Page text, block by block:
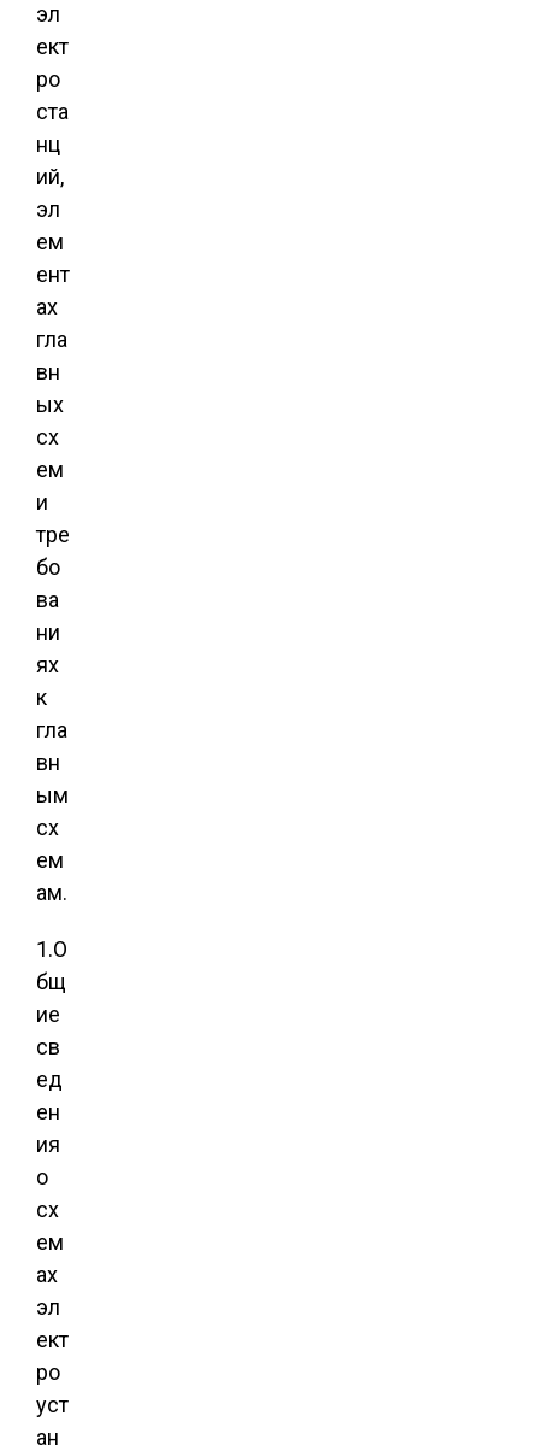
эл
ект
ро
ста
нц
ий,
эл
ем
ент
ах
гла
вн
ых
сх
ем
и
тре
бо
ва
ни
ях
к
гла
вн
ым
сх
ем
ам.
1.О
бщ
ие
св
ед
ен
ия
о
сх
ем
ах
эл
ект
ро
уст
ан